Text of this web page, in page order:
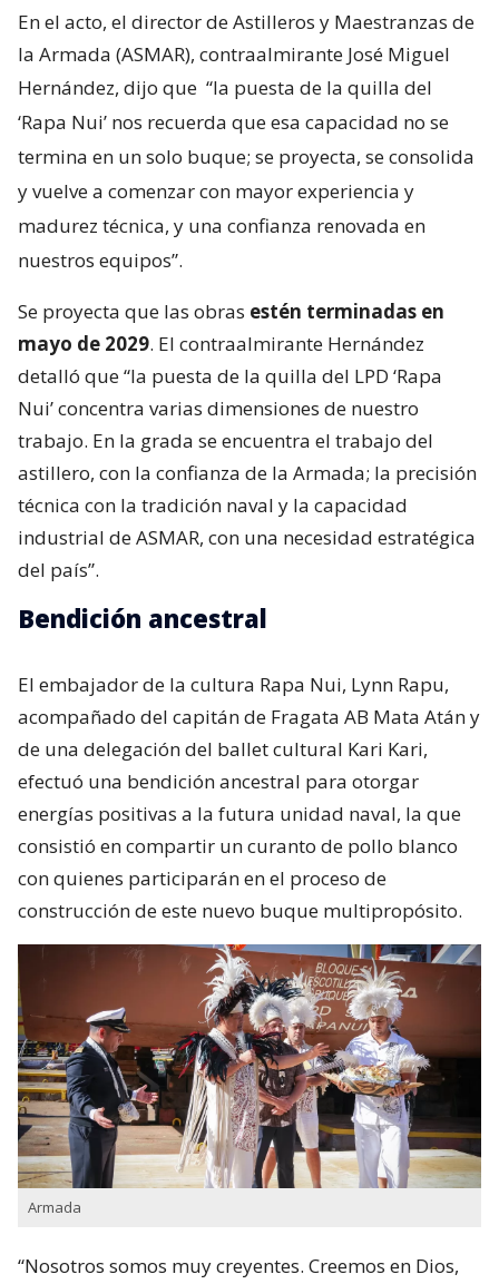
En el acto, el director de Astilleros y Maestranzas de
la Armada (ASMAR), contraalmirante José Miguel
Hernández, dijo que “la puesta de la quilla del
‘Rapa Nui’ nos recuerda que esa capacidad no se
termina en un solo buque; se proyecta, se consolida
y vuelve a comenzar con mayor experiencia y
madurez técnica, y una confianza renovada en
nuestros equipos”.
Se proyecta que las obras estén terminadas en
mayo de 2029. El contraalmirante Hernández
detalló que “la puesta de la quilla del LPD ‘Rapa
Nui’ concentra varias dimensiones de nuestro
trabajo. En la grada se encuentra el trabajo del
astillero, con la confianza de la Armada; la precisión
técnica con la tradición naval y la capacidad
industrial de ASMAR, con una necesidad estratégica
del país”.
Bendición ancestral
El embajador de la cultura Rapa Nui, Lynn Rapu,
acompañado del capitán de Fragata AB Mata Atán y
de una delegación del ballet cultural Kari Kari,
efectuó una bendición ancestral para otorgar
energías positivas a la futura unidad naval, la que
consistió en compartir un curanto de pollo blanco
con quienes participarán en el proceso de
construcción de este nuevo buque multipropósito.
Armada
“Nosotros somos muy creyentes. Creemos en Dios,